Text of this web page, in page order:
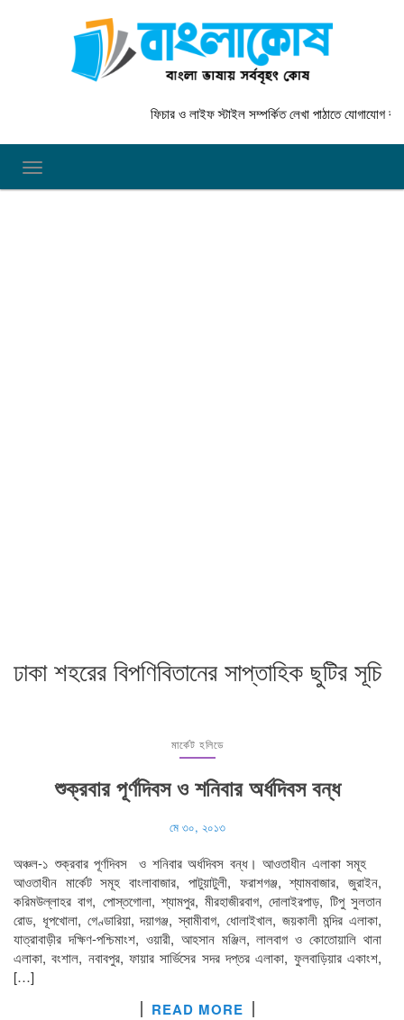
ফিচার ও লাইফ স্টাইল সম্পর্কিত লেখা পাঠাতে যোগাযোগ করুন
TOGGLE NAVIGATION
ঢাকা শহরের বিপণিবিতানের সাপ্তাহিক ছুটির সূচি
মার্কেট হলিডে
শুক্রবার পূর্ণদিবস ও শনিবার অর্ধদিবস বন্ধ
মে ৩০, ২০১৩
অঞ্চল-১ শুক্রবার পূর্ণদিবস ও শনিবার অর্ধদিবস বন্ধ। আওতাধীন এলাকা সমূহ
আওতাধীন মার্কেট সমূহ বাংলাবাজার, পাটুয়াটুলী, ফরাশগঞ্জ, শ্যামবাজার, জুরাইন,
করিমউল্লাহর বাগ, পোস্তগোলা, শ্যামপুর, মীরহাজীরবাগ, দোলাইরপাড়, টিপু সুলতান
রোড, ধূপখোলা, গেণ্ডারিয়া, দয়াগঞ্জ, স্বামীবাগ, ধোলাইখাল, জয়কালী মন্দির এলাকা,
যাত্রাবাড়ীর দক্ষিণ-পশ্চিমাংশ, ওয়ারী, আহসান মঞ্জিল, লালবাগ ও কোতোয়ালি থানা
এলাকা, বংশাল, নবাবপুর, ফায়ার সার্ভিসের সদর দপ্তর এলাকা, ফুলবাড়িয়ার একাংশ,
[…]
READ MORE